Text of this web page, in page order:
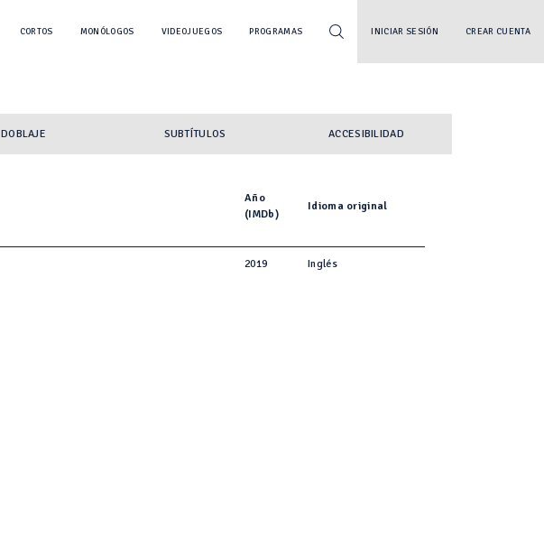
CORTOS MONÓLOGOS VIDEOJUEGOS PROGRAMAS INICIAR SESIÓN CREAR CUENTA
DOBLAJE SUBTÍTULOS ACCESIBILIDAD
Año
(IMDb)
Idioma original
2019 Inglés